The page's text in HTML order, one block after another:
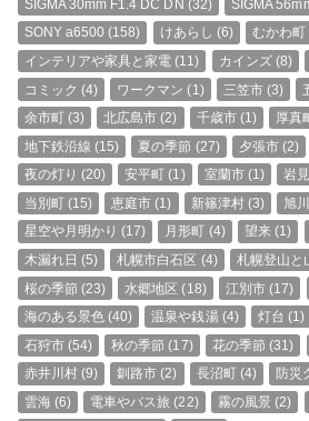
SIGMA 30mm F1.4 DC DN (32) SIGMA
SONY a6500 (158) けあらし (6) むかわ町
インテリアや家具と家電 (11) カインズ(8)
コミック (4) ワークマン (1) 三笠市 (3)
余市町(3) 北広島市 (2) 千歳市(1) 厚真
地下鉄沿線 (15) 夏の季節 (27) 夕張市 (2)
夜の灯り (20) 安平町 (1) 室蘭市(1) 岩
当別町(15) 恵庭市 (1) 新篠津村(3) 旭
星空や月明かり (17) 月形町 (4) 望来 (1)
木漏れ日 (5) 札幌市白石区 (4) 札幌登山と
桜の季節 (23) 水郷地区 (18) 江別市 (17)
海のある景色(40) 温泉や銭湯(4) 灯台 (1)
石狩市(54) 秋の季節 (17) 花の季節 (31)
赤井川村(9) 釧路市 (2) 長沼町(4) 防災
雲海(6) 電車やバス旅 (22) 霧の風景 (2)